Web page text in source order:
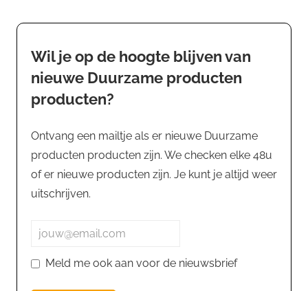
Wil je op de hoogte blijven van
nieuwe Duurzame producten
producten?
Ontvang een mailtje als er nieuwe Duurzame
producten producten zijn. We checken elke 48u
of er nieuwe producten zijn. Je kunt je altijd weer
uitschrijven.
Meld me ook aan voor de nieuwsbrief